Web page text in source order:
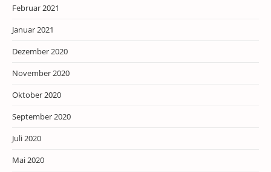
Februar 2021
Januar 2021
Dezember 2020
November 2020
Oktober 2020
September 2020
Juli 2020
Mai 2020